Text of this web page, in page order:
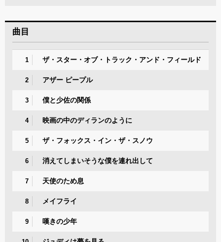
曲目
1 ザ・スター・オブ・トラック・アンド・フィールド
2 アザー ピープル
3 僕と少佐の関係
4 映画の中のディランのように
5 ザ・フォックス・イン・ザ・スノウ
6 消えてしまいそうな僕を連れ出して
7 天使のため息
8 メイフライ
9 嘆きの少年